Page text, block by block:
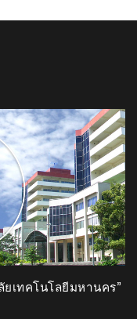
องน้องใหม่ ดาวิกา